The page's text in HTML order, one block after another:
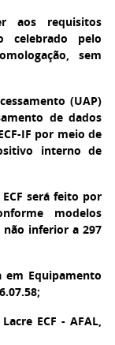
aos requisitos
celebrado pelo
sem
(UAP)
de dados
IF por meio de
interno de
será feito por
modelos
inferior a 297
em Equipamento
ECF - AFAL,